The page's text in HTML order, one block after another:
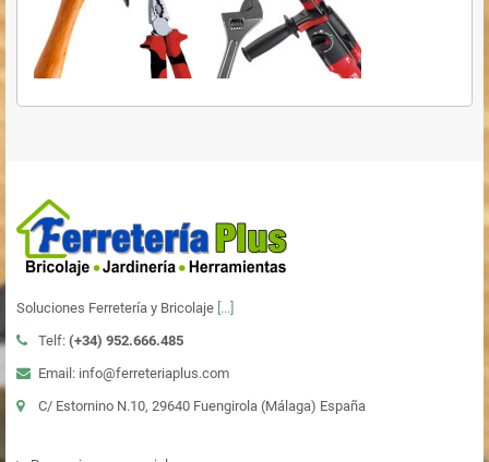
Soluciones Ferretería y Bricolaje [...]
Telf: (+34) 952.666.485
Email: info@ferreteriaplus.com
C/ Estornino N.10, 29640 Fuengirola (Málaga) España